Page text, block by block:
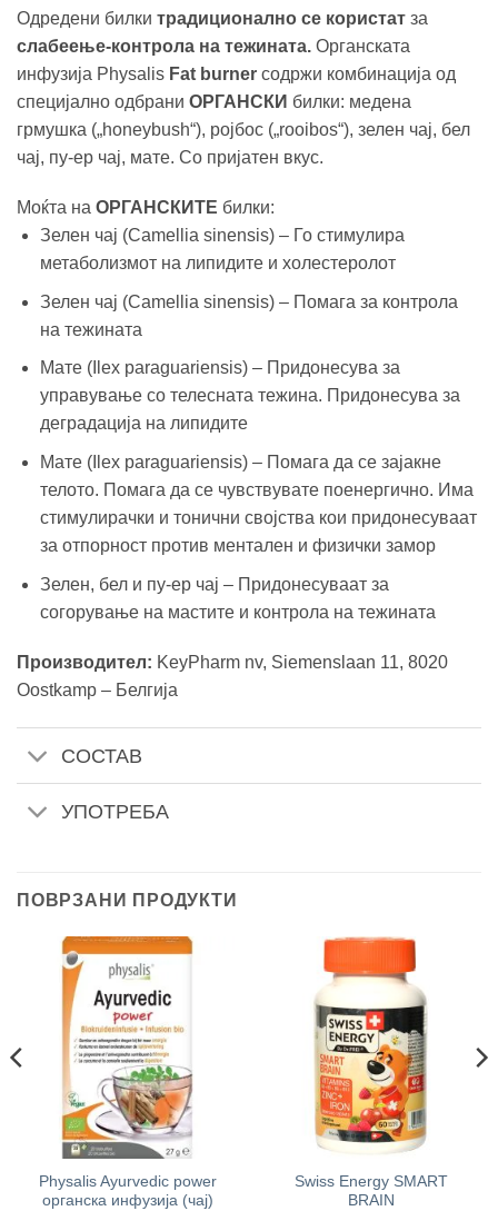
Одредени билки традиционално се користат за
слабеење-контрола на тежината. Органската
инфузија Physalis Fat burner содржи комбинација од
специјално одбрани ОРГАНСКИ билки: меденa
грмушка („honeybush“), роjбос („rooibos“), зелен чај, бел
чај, пу-ер чај, мате. Со пријатен вкус.
Моќта на ОРГАНСКИТЕ билки:
Зелен чај (Camellia sinensis) – Го стимулира
метаболизмот на липидите и холестеролот
Зелен чај (Camellia sinensis) – Помага за контрола
на тежината
Мате (Ilex paraguariensis) – Придонесува за
управување со телесната тежина. Придонесува за
деградација на липидите
Мате (Ilex paraguariensis) – Помага да се зајакне
телото. Помага да се чувствувате поенергично. Има
стимулирачки и тонични својства кои придонесуваат
за отпорност против ментален и физички замор
Зелен, бел и пу-ер чај – Придонесуваат за
согорување на мастите и контрола на тежината
Производител: KeyPharm nv, Siemenslaan 11, 8020
Oostkamp – Белгија
СОСТАВ
УПОТРЕБА
ПОВРЗАНИ ПРОДУКТИ
Physalis Ayurvedic power
oрганска инфузија (чај)
Swiss Energy SMART
BRAIN